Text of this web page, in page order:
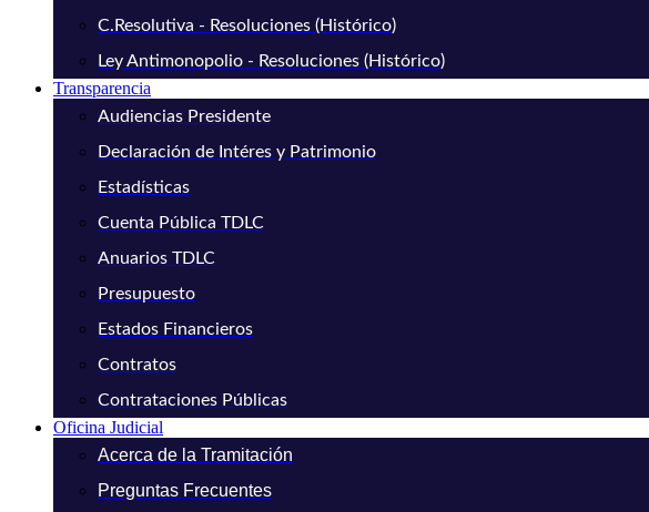
C.Resolutiva - Resoluciones (Histórico)
Ley Antimonopolio - Resoluciones (Histórico)
Transparencia
Audiencias Presidente
Declaración de Intéres y Patrimonio
Estadísticas
Cuenta Pública TDLC
Anuarios TDLC
Presupuesto
Estados Financieros
Contratos
Contrataciones Públicas
Oficina Judicial
Acerca de la Tramitación
Preguntas Frecuentes